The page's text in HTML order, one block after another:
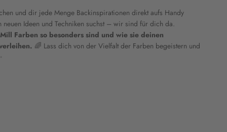
und dir jede Menge Backinspirationen direkt aufs Handy
Ideen und Techniken suchst – wir sind für dich da.
Farben so besonders sind und wie sie deinen
🌈 Lass dich von der Vielfalt der Farben begeistern und